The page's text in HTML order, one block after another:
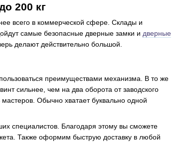
200 кг
всего в коммерческой сфере. Склады и
самые безопасные дверные замки и дверные
делают действительно большой.
преимуществами механизма. В то же
сильнее, чем на два оборота от заводского
Обычно хватает буквально одной
специалистов. Благодаря этому вы сможете
Также оформим быструю доставку в любой